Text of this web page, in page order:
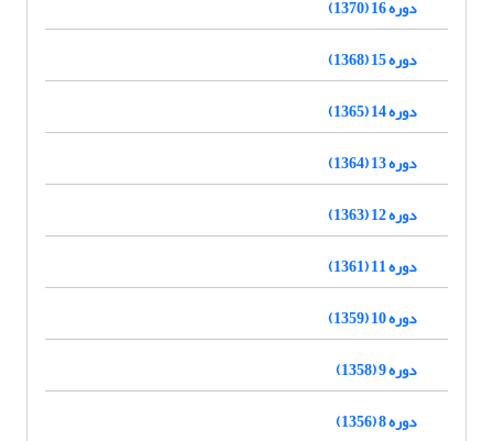
دوره 16 (1370)
دوره 15 (1368)
دوره 14 (1365)
دوره 13 (1364)
دوره 12 (1363)
دوره 11 (1361)
دوره 10 (1359)
دوره 9 (1358)
دوره 8 (1356)